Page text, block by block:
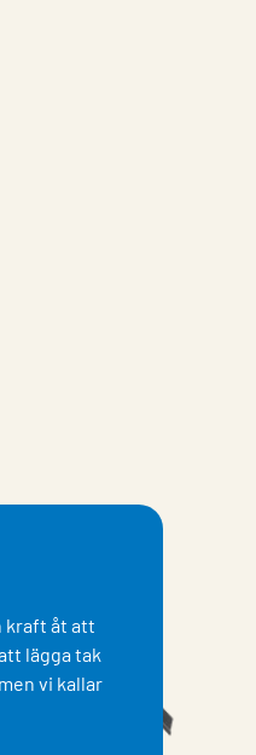
kraft åt att
lägga tak
vi kallar